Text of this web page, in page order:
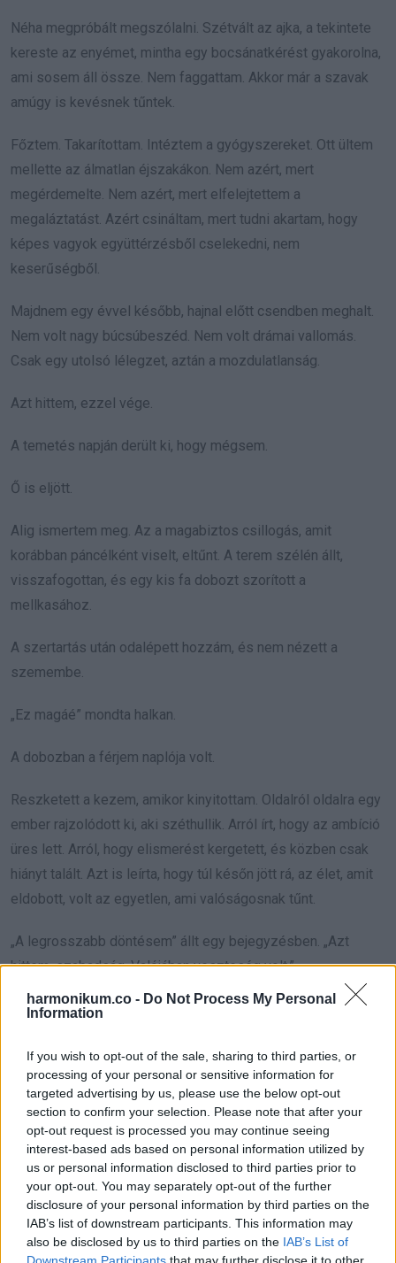
harmonikum.co - Do Not Process My Personal
Information
If you wish to opt-out of the sale, sharing to third parties, or
processing of your personal or sensitive information for
targeted advertising by us, please use the below opt-out
section to confirm your selection. Please note that after your
opt-out request is processed you may continue seeing
interest-based ads based on personal information utilized by
us or personal information disclosed to third parties prior to
your opt-out. You may separately opt-out of the further
disclosure of your personal information by third parties on the
IAB’s list of downstream participants. This information may
also be disclosed by us to third parties on the IAB’s List of
Downstream Participants that may further disclose it to other
Néha megpróbált megszólalni. Szétvált az ajka, a tekintete
kereste az enyémet, mintha egy bocsánatkérést gyakorolna,
ami sosem áll össze. Nem faggattam. Akkor már a szavak
amúgy is kevésnek tűntek.
Főztem. Takarítottam. Intéztem a gyógyszereket. Ott ültem
mellette az álmatlan éjszakákon. Nem azért, mert
megérdemelte. Nem azért, mert elfelejtettem a
megaláztatást. Azért csináltam, mert tudni akartam, hogy
képes vagyok együttérzésből cselekedni, nem
keserűségből.
Majdnem egy évvel később, hajnal előtt csendben meghalt.
Nem volt nagy búcsúbeszéd. Nem volt drámai vallomás.
Csak egy utolsó lélegzet, aztán a mozdulatlanság.
Azt hittem, ezzel vége.
A temetés napján derült ki, hogy mégsem.
Ő is eljött.
Alig ismertem meg. Az a magabiztos csillogás, amit
korábban páncélként viselt, eltűnt. A terem szélén állt,
visszafogottan, és egy kis fa dobozt szorított a
mellkasához.
A szertartás után odalépett hozzám, és nem nézett a
szemembe.
„Ez magáé” mondta halkan.
A dobozban a férjem naplója volt.
Reszketett a kezem, amikor kinyitottam. Oldalról oldalra egy
ember rajzolódott ki, aki széthullik. Arról írt, hogy az ambíció
üres lett. Arról, hogy elismerést kergetett, és közben csak
hiányt talált. Azt is leírta, hogy túl későn jött rá, az élet, amit
eldobott, volt az egyetlen, ami valóságosnak tűnt.
„A legrosszabb döntésem” állt egy bejegyzésben. „Azt
hittem, szabadság. Valójában veszteség volt.”
A fiatal nő bevallotta, hogy hónapokkal korábban elolvasta a
igazán. Csak tükörnek használta, hogy jobban lássa magát.
Ezért ment el nem sokkal később, mert nem tudott
versenyezni azzal a hűséggel, ami már akkor is ott volt
köztünk, még romokban is.
Azt mondta, egyszer dühében majdnem elégette. A férjem
halála után viszont rájött, hogy az igazság nekem jár.
Nem tudtam, haragudjak-e rá, vagy hálás legyek az